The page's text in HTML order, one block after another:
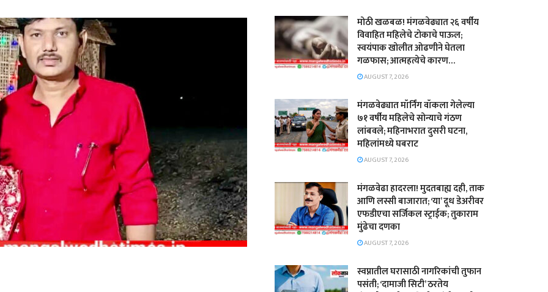
मोठी खळबळ! मंगळवेढ्यात २६ वर्षीय
विवाहित महिलेचे टोकाचे पाऊल;
स्वयंपाक खोलीत ओढणीने घेतला
गळफास; आत्महत्येचे कारण…
AUGUST 7, 2026
मंगळवेढ्यात मॉर्निंग वॉकला गेलेल्या
७१ वर्षीय महिलेचे सोन्याचे गंठण
लांबवले; महिनाभरात दुसरी घटना,
महिलांमध्ये घबराट
AUGUST 7, 2026
​मंगळवेढा हादरला! मुदतबाह्य दही, ताक
आणि लस्सी बाजारात; ‘या’ दूध डेअरीवर
एफडीएचा सर्जिकल स्ट्राईक; ​तुकाराम
मुंढेचा दणका
AUGUST 7, 2026
स्वप्नातील घरासाठी नागरिकांची तुफान
पसंती; ‘दामाजी सिटी’ ठरतेय